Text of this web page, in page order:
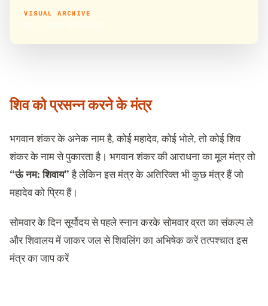
VISUAL ARCHIVE
शिव को प्रसन्न करने के मंत्र
भगवान शंकर के अनेक नाम है, कोई महादेव, कोई भोले, तो कोई शिव
शंकर के नाम से पुकारता है। भगवान शंकर की आराधना का मूल मंत्र तो
“ऊं नम: शिवाय”है लेकिन इस मंत्र के अतिरिक्त भी कुछ मंत्र हैं जो
महादेव को प्रिय हैं।
सोमवार के दिन सूर्योदय से पहले स्नान करके सोमवार व्रत का संकल्प ले
और शिवालय में जाकर जल से शिवलिंग का अभिषेक करें तत्पश्चात इस
मंत्र का जाप करें